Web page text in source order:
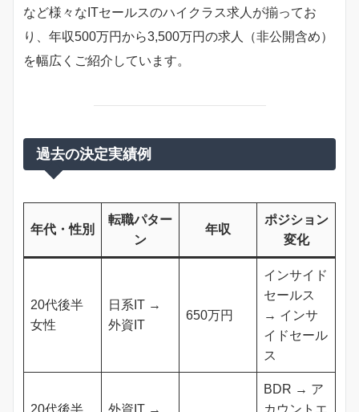
など様々なITセールスのハイクラス求人が揃ってお
り、年収500万円から3,500万円の求人（非公開含め）
を幅広くご紹介しています。
過去の決定実績例
年代・性別
転職パター
ン
年収
ポジション
変化
20代後半
女性
日系IT →
外資IT
650万円
インサイド
セールス
→ インサ
イドセール
ス
BDR → ア